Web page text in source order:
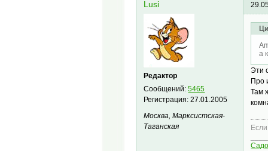
Lusi
Редактор
Сообщений:5465
Регистрация:27.01.2005
Москва, Марксистская-
Таганская
а
Эти
Про
Там